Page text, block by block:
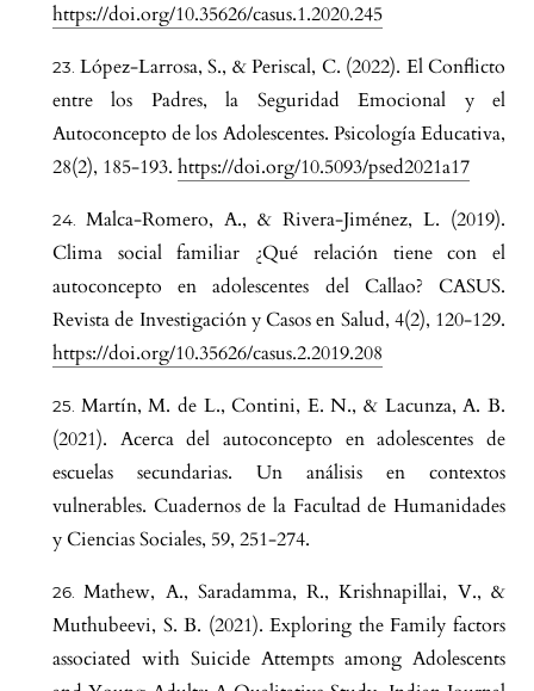
https://doi.org/10.35626/casus.1.2020.245
López-Larrosa, S., & Periscal, C. (2022). El Conflicto
entre los Padres, la Seguridad Emocional y el
Autoconcepto de los Adolescentes. Psicología Educativa,
28(2), 185-193. https://doi.org/10.5093/psed2021a17
Malca-Romero, A., & Rivera-Jiménez, L. (2019).
Clima social familiar ¿Qué relación tiene con el
autoconcepto en adolescentes del Callao? CASUS.
Revista de Investigación y Casos en Salud, 4(2), 120-129.
https://doi.org/10.35626/casus.2.2019.208
Martín, M. de L., Contini, E. N., & Lacunza, A. B.
(2021). Acerca del autoconcepto en adolescentes de
escuelas secundarias. Un análisis en contextos
vulnerables. Cuadernos de la Facultad de Humanidades
y Ciencias Sociales, 59, 251-274.
Mathew, A., Saradamma, R., Krishnapillai, V., &
Muthubeevi, S. B. (2021). Exploring the Family factors
associated with Suicide Attempts among Adolescents